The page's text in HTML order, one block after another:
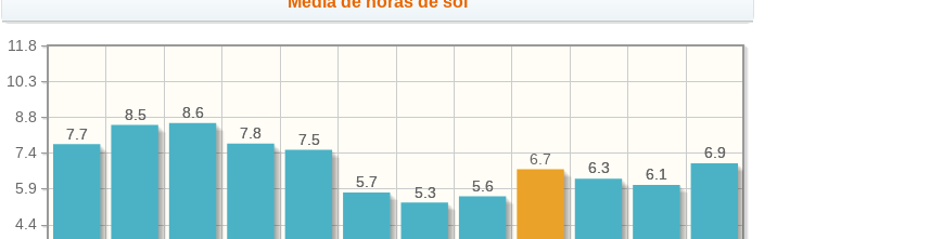
4.4
5.9
7.4
8.8
10.3
11.8
6.9
6.1
6.3
5.6
5.3
5.7
7.5
7.8
8.6
8.5
7.7
6.9
6.1
6.3
6.7
5.6
5.3
5.7
7.5
7.8
8.6
8.5
7.7